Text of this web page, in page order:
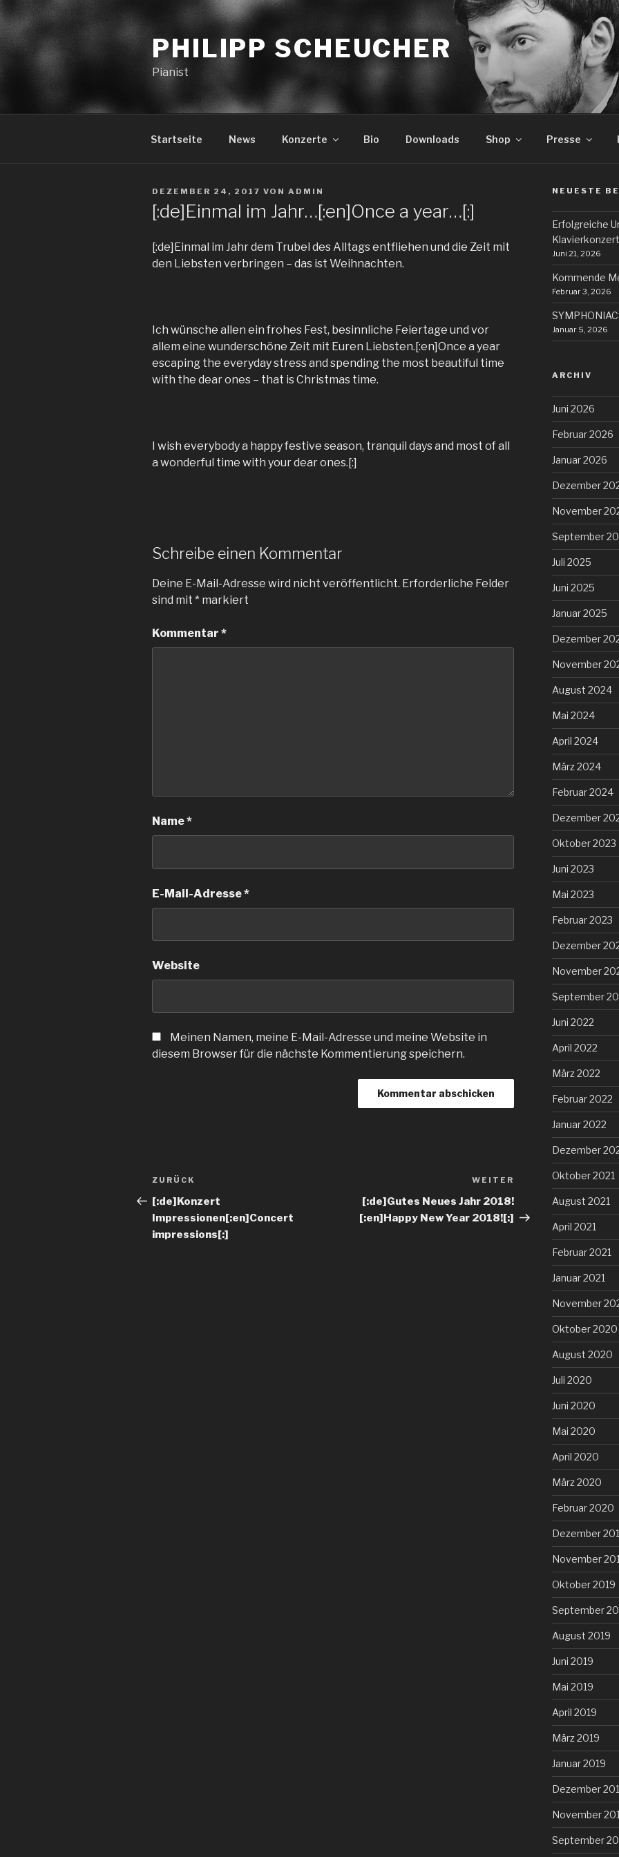
PHILIPP SCHEUCHER
Pianist
Startseite News Konzerte Bio Downloads Shop Presse
DEZEMBER 24, 2017 VON ADMIN
[:de]Einmal im Jahr…[:en]Once a year…[:]
[:de]Einmal im Jahr dem Trubel des Alltags entfliehen und die Zeit mit
den Liebsten verbringen – das ist Weihnachten.
Ich wünsche allen ein frohes Fest, besinnliche Feiertage und vor
allem eine wunderschöne Zeit mit Euren Liebsten.[:en]Once a year
escaping the everyday stress and spending the most beautiful time
with the dear ones – that is Christmas time.
I wish everybody a happy festive season, tranquil days and most of all
a wonderful time with your dear ones.[:]
Schreibe einen Kommentar
Deine E-Mail-Adresse wird nicht veröffentlicht. Erforderliche Felder
sind mit * markiert
Kommentar *
Name*
E-Mail-Adresse*
Website
Meinen Namen, meine E-Mail-Adresse und meine Website in
diesem Browser für die nächste Kommentierung speichern.
ZURÜCK
[:de]Konzert
Impressionen[:en]Concert
impressions[:]
WEITER
[:de]Gutes Neues Jahr 2018!
[:en]Happy New Year 2018![:]
NEUESTE
Erfolgreiche
Klavierkonzert
Juni 21, 2026
Kommende
Februar 3, 2026
Januar 5, 2026
ARCHIV
Juni 2026
Februar 2026
Januar 2026
Dezember
November
September
Juli 2025
Juni 2025
Januar 2025
Dezember
November
August 2024
Mai 2024
April 2024
März 2024
Februar 2024
Dezember
Oktober 2023
Juni 2023
Mai 2023
Februar 2023
Dezember
November
September
Juni 2022
April 2022
März 2022
Februar 2022
Januar 2022
Dezember
Oktober 2021
August 2021
April 2021
Februar 2021
Januar 2021
November
Oktober 2020
August 2020
Juli 2020
Juni 2020
Mai 2020
April 2020
März 2020
Februar 2020
Dezember
November
Oktober 2019
September
August 2019
Juni 2019
Mai 2019
April 2019
März 2019
Januar 2019
Dezember
November
September